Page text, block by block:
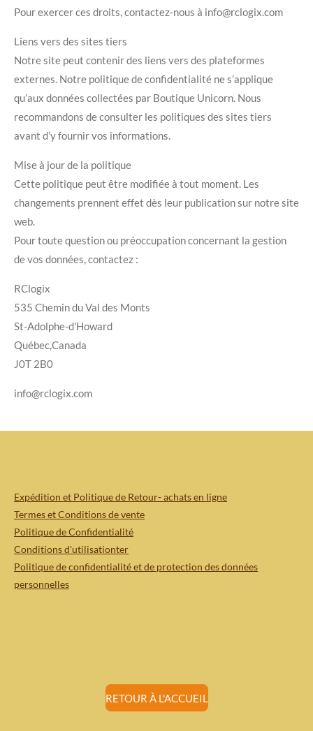
Pour exercer ces droits, contactez-nous à info@rclogix.com
Liens vers des sites tiers
Notre site peut contenir des liens vers des plateformes
externes. Notre politique de confidentialité ne s’applique
qu’aux données collectées par Boutique Unicorn. Nous
recommandons de consulter les politiques des sites tiers
avant d’y fournir vos informations.
Mise à jour de la politique
Cette politique peut être modifiée à tout moment. Les
changements prennent effet dès leur publication sur notre site
web.
Pour toute question ou préoccupation concernant la gestion
de vos données, contactez :
RClogix
535 Chemin du Val des Monts
St-Adolphe-d'Howard
Québec,Canada
J0T 2B0
info@rclogix.com
Expédition et Politique de Retour- achats en ligne
Termes et Conditions de vente
Politique de Confidentialité
Conditions d'utilisationter
Politique de confidentialité et de protection des données
personnelles
RETOUR À L'ACCUEIL